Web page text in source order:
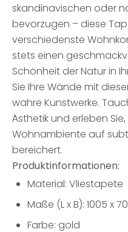
skandinavischen oder
bevorzugen – diese
verschiedenste
stets einen
Schönheit der Natur in
Sie Ihre Wände mit
wahre Kunstwerke.
Ästhetik und erleben
Wohnambiente auf
bereichert.
Produktinformationen:
Material: Vliestapete
Maße (L x B): 1005 x
Farbe: gold